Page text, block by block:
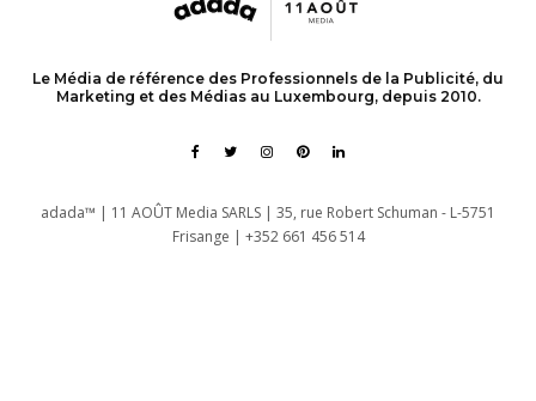
Le Média de référence des Professionnels de la Publicité, du
Marketing et des Médias au Luxembourg, depuis 2010.
adada™ | 11 AOÛT Media SARLS | 35, rue Robert Schuman - L-5751
Frisange | +352 661 456 514